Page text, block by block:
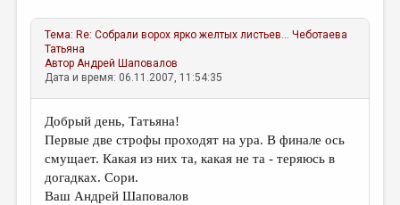
ТРЕДИАКОВСКИЙ
МЕДИА
ВКОНТАКТЕ
Тема: Re: Собрали ворох ярко желтых листьев... Чеботаева
Татьяна
АвторАндрей Шаповалов
Дата и время: 06.11.2007, 11:54:35
Добрый день, Татьяна!
Первые две строфы проходят на ура. В финале ось
смущает. Какая из них та, какая не та - теряюсь в
догадках. Сори.
Ваш Андрей Шаповалов